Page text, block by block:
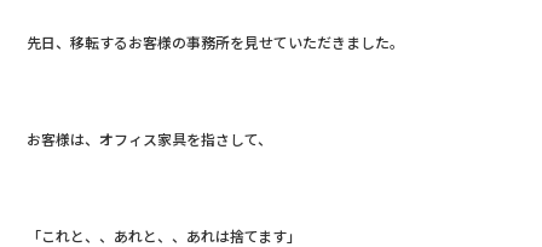
先日、移転するお客様の事務所を見せていただきました。
お客様は、オフィス家具を指さして、
「これと、、あれと、、あれは捨てます」